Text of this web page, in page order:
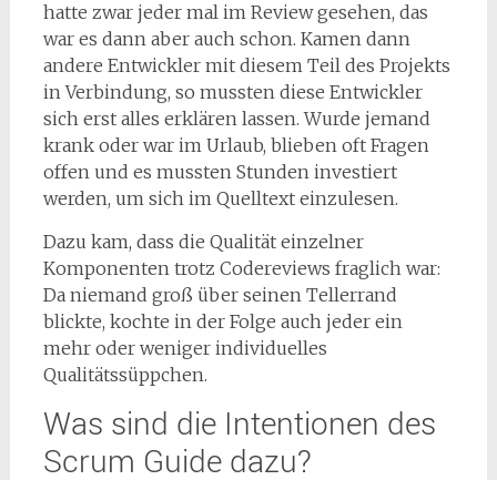
hatte zwar jeder mal im Review gesehen, das
war es dann aber auch schon. Kamen dann
andere Entwickler mit diesem Teil des Projekts
in Verbindung, so mussten diese Entwickler
sich erst alles erklären lassen. Wurde jemand
krank oder war im Urlaub, blieben oft Fragen
offen und es mussten Stunden investiert
werden, um sich im Quelltext einzulesen.
Dazu kam, dass die Qualität einzelner
Komponenten trotz Codereviews fraglich war:
Da niemand groß über seinen Tellerrand
blickte, kochte in der Folge auch jeder ein
mehr oder weniger individuelles
Qualitätssüppchen.
Was sind die Intentionen des
Scrum Guide dazu?